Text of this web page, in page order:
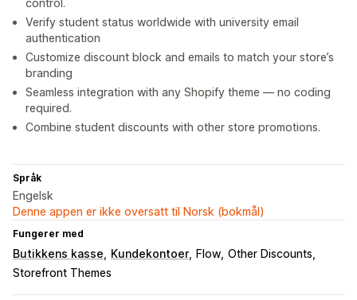
control.
Verify student status worldwide with university email
authentication
Customize discount block and emails to match your store’s
branding
Seamless integration with any Shopify theme — no coding
required.
Combine student discounts with other store promotions.
Språk
Engelsk
Denne appen er ikke oversatt til Norsk (bokmål)
Fungerer med
Butikkens kasse Kundekontoer Flow Other Discounts
Storefront Themes